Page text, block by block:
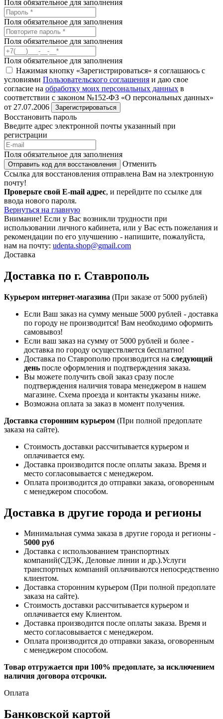
Поля обязательное для заполнения
Поля обязательное для заполнения
Поля обязательное для заполнения
Поля обязательное для заполнения
Нажимая кнопку «Зарегистрироваться» я соглашаюсь с
условиями Пользовательского соглашения и даю свое
согласие на обработку моих персональных данных в
соответствии с законом №152-ФЗ «О персональных данных»
от 27.07.2006
Зарегистрироваться
Восстановить пароль
Введите адрес электронной почты указанный при
регистрации
Поля обязательное для заполнения
Отправить код для восстановления
Отменить
Ссылка для восстановления отправлена Вам на электронную
почту!
Проверьте свой E-mail адрес, и перейдите по ссылке для
ввода нового пароля.
Вернуться на главную
Внимание! Если у Вас возникли трудности при
использовании личного кабинета, или у Вас есть пожелания и
рекомендации по его улучшению - напишите, пожалуйста,
нам на почту: udenta.shop@gmail.com
Доставка
Доставка по г. Ставрополь
Курьером интернет-магазина (При заказе от 5000 рублей)
Если Ваш заказ на сумму меньше 5000 рублей - доставка
по городу не производится! Вам необходимо оформить
самовывоз!
Если ваш заказ на сумму от 5000 рублей и более -
доставка по городу осуществляется бесплатно!
Доставка по Ставрополю производится на следующий
день после оформления и подтверждения заказа.
Вы можете получить свой заказ сразу после
подтверждения наличия товара менеджером в нашем
магазине. Схема проезда и контакты указаны ниже.
Возможна оплата за заказ в момент получения.
Доставка сторонним курьером (При полной предоплате
заказа на сайте).
Стоимость доставки рассчитывается курьером и
оплачивается ему.
Доставка производится после оплаты заказа. Время и
место согласовывается с менеджером.
Оплата производится до отправки заказа, оговоренным
с менеджером способом.
Доставка в другие города и регионы
Минимальная сумма заказа в другие города и регионы -
5000 руб
Доставка с использованием транспортных
компаний(СДЭК, Деловые линии и др.).Услуги
транспортных компаний оплачиваются непосредственно
клиентом.
Доставка сторонним курьером (При полной предоплате
заказа на сайте).
Стоимость доставки рассчитывается курьером и
оплачивается ему Клиентом.
Доставка производится после оплаты заказа. Время и
место согласовывается с менеджером.
Оплата производится до отправки заказа, оговоренным
с менеджером способом.
Товар отгружается при 100% предоплате, за исключением
наличия договора отсрочки.
Оплата
Банковской картой